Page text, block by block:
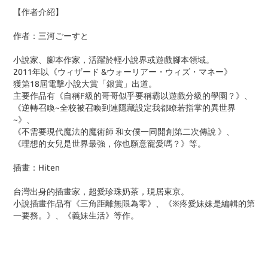
【作者介紹】
作者：三河ごーすと
小說家、腳本作家，活躍於輕小說界或遊戲腳本領域。
2011年以《ウィザード &ウォーリアー・ウィズ・マネー》
獲第18屆電擊小說大賞「銀賞」出道。
主要作品有《自稱F級的哥哥似乎要稱霸以遊戲分級的學園？》、
《逆轉召喚~全校被召喚到連隱藏設定我都瞭若指掌的異世界
~》、
《不需要現代魔法的魔術師 和女僕一同開創第二次傳說 》、
《理想的女兒是世界最強，你也願意寵愛嗎？》等。
插畫：Hiten
台灣出身的插畫家，超愛珍珠奶茶，現居東京。
小說插畫作品有《三角距離無限為零》、《※疼愛妹妹是編輯的第
一要務。》、《義妹生活》等作。